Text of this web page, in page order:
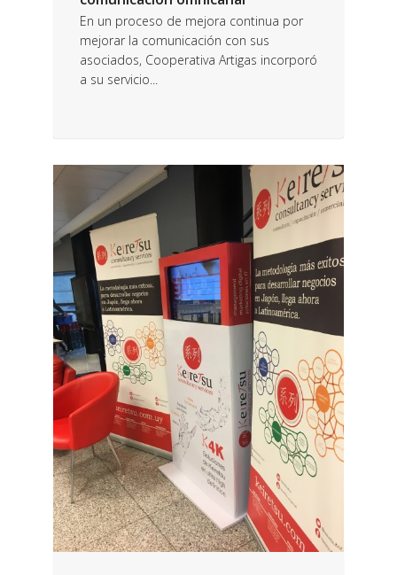
En un proceso de mejora continua por
mejorar la comunicación con sus
asociados, Cooperativa Artigas incorporó
a su servicio...